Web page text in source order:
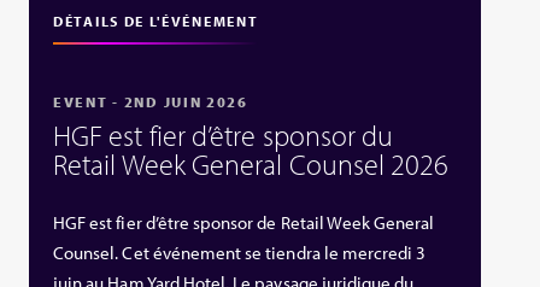
DÉTAILS DE L'ÉVÉNEMENT
EVENT - 2ND JUIN 2026
HGF est fier d’être sponsor du
Retail Week General Counsel 2026
HGF est fier d’être sponsor de Retail Week General
Counsel. Cet événement se tiendra le mercredi 3